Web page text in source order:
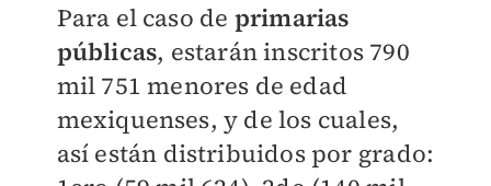
Para el caso de primarias
públicas, estarán inscritos 790
mil 751 menores de edad
mexiquenses, y de los cuales,
así están distribuidos por grado: